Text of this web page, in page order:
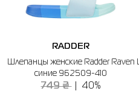
RADDER
Шлепанцы женские Radder Raven
синие 962509-410
749 ₴ 40%